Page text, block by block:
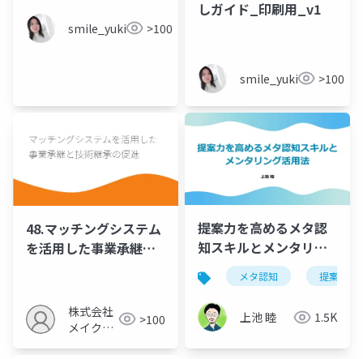
smile_yukiko_it>100
しガイド_印刷用_v1
smile_yukiko_it>100
48.マッチングシステム
を活用した事業承継と
株式会社
メイクア
>100
提案力を高めるメタ認
知スキルとメンタリン
グ活用法メタ認知 提案力
上池 睦 1.5K